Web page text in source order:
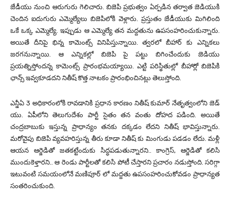
జేడీయు నుంచి ఆరుగురు గెలిచారు. బిజెపి ప్రభుత్వం ఏర్పడిన తర్వాత జెడియుకి
చెందిన ఐదుగురు ఎమ్మెల్యేలు బిజెపిలోకి వెళ్లారు. ప్రస్తుతం జేడీయుకు మిగిలింది
ఒకే ఒక్క ఎమ్మెల్యే. ఇప్పుడు ఆ ఎమ్మెల్యే తన మద్దతును ఉపసంహరించుకున్నారు.
అయితే దీనిపై భిన్న కామెంట్స్ వినిపిస్తున్నాయి. త్వరలో బీహార్ కు ఎన్నికలు
జరగనున్నాయి. ఆ ఎన్నికల్లో బిజెపి పై పట్టు బిగించేందుకు జెడియు
ప్రయత్నిస్తోందన్న కామెంట్స్ ప్రారంభమయ్యాయి. ఎట్టి పరిస్థితుల్లో బీహార్లో బిజెపికి
ఛాన్స్ ఇవ్వకూడదని నితీష్ కొత్త నాటకం ప్రారంభించినట్లు తెలుస్తోంది.
ఎన్డీఏ 3 అధికారంలోకి రావడానికి ప్రధాన కారణం నితీష్ కుమార్ నేతృత్వంలోని జెడ్
యు. ఏపీలోని తెలుగుదేశం పార్టీ సైతం తన వంతు దోహద పడింది. అయితే
చంద్రబాబుకు ఇస్తున్న ప్రాధాన్యం తనకు దక్కడం లేదని నితీష్ భావిస్తున్నారు.
మరోవైపు బిజెపి వ్యవహరిస్తున్న తీరు కూడా నితీష్ కు మింగుడు పడడం లేదు. మళ్లీ
ఆయన ఆర్జెడితో జతకట్టేందుకు సిద్ధపడుతున్నారని.. కాంగ్రెస్, ఆర్జెడితో కలిసి
ముందుకెళ్తారని.. ఆ రెండు పార్టీలతో కలిసి పోటీ చేస్తారని ప్రచారం నడుస్తోంది. సరిగ్గా
ఇటువంటి సమయంలోనే మణిపూర్ లో మద్దతు ఉపసంహరించుకోవడం ప్రాధాన్యత
సంతరించుకుంది.